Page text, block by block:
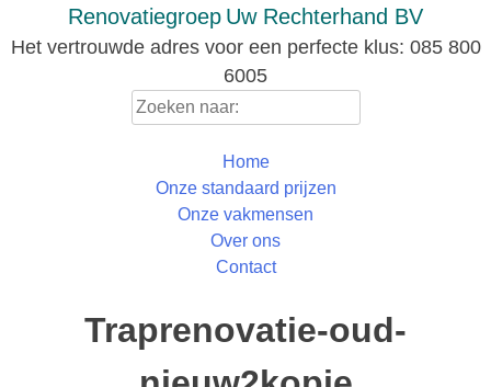
Renovatiegroep Uw Rechterhand BV
Het vertrouwde adres voor een perfecte klus: 085 800
6005
Home
Onze standaard prijzen
Onze vakmensen
Over ons
Contact
Traprenovatie-oud-